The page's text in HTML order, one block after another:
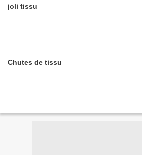
joli tissu
Chutes de tissu